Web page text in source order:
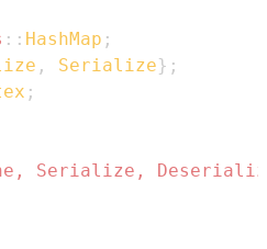
:: HashMap ;
, Serialize} ;
;
Serialize,